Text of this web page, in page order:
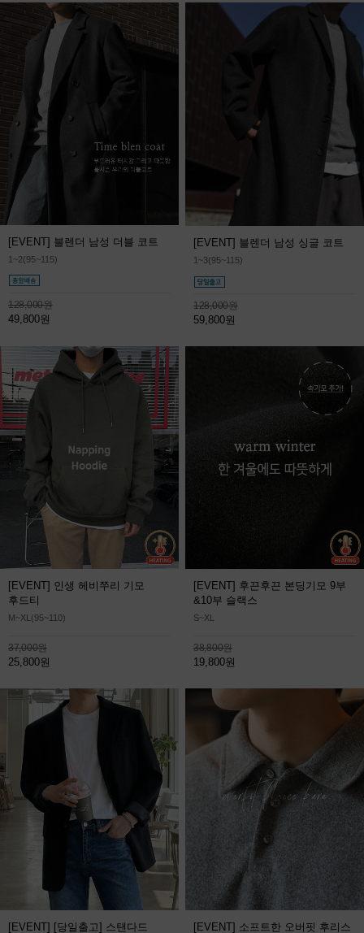
[EVENT] 블렌더 남성 더블 코트
1~2(95~115)
128,000원
49,800원
[EVENT] 블렌더 남성 싱글 코트
1~3(95~115)
128,000원
59,800원
[EVENT] 인생 헤비쭈리 기모
후드티
M~XL(95~110)
37,000원
25,800원
[EVENT] 후끈후끈 본딩기모 9부
&10부 슬랙스
S~XL
38,800원
19,800원
[EVENT] [당일출고] 스탠다드
[EVENT] 소프트한 오버핏 후리스